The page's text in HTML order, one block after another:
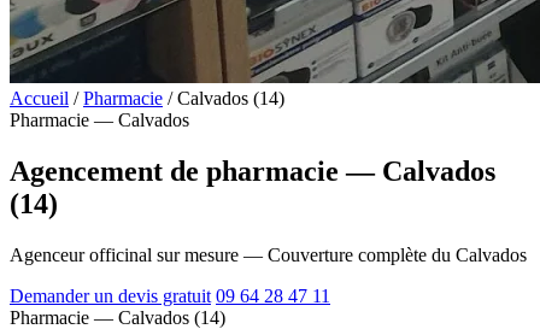
Accueil / Pharmacie / Calvados (14)
Pharmacie — Calvados
Agencement de pharmacie — Calvados
(14)
Agenceur officinal sur mesure — Couverture complète du Calvados
Demander un devis gratuit 09 64 28 47 11
Pharmacie — Calvados (14)